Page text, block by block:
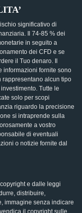
significativo di
Il 74-85 % dei
in seguito a
dei CFD e se
il Tuo denaro. Il
informazioni fornite sono
rappresentano alcun tipo
Tutte le
solo per scopi
riguardo la precisione
si intraprende sulla
a vostro
di eventuali
o notizie fornite dal
e dalle leggi
distribuire,
immagine senza indicare
il copyright sulle